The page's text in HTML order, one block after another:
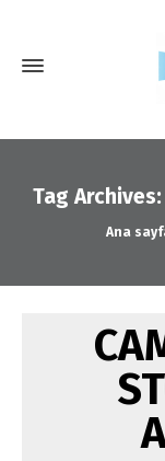
Tag
Ana